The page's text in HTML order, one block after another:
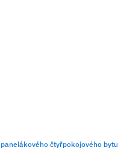
čtyřpokojového bytu